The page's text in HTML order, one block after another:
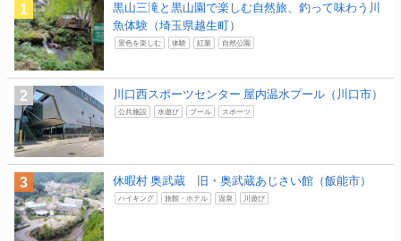
黒山三滝と黒山園で楽しむ自然旅、釣って味わう川
魚体験（埼玉県越生町）
景色を楽しむ 体験 紅葉 自然公園
川口西スポーツセンター 屋内温水プール（川口市）
公共施設 水遊び プール スポーツ
休暇村 奥武蔵 旧・奥武蔵あじさい館（飯能市）
ハイキング 旅館・ホテル 温泉 川遊び